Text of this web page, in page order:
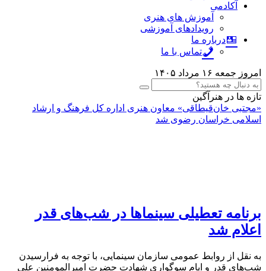
آکادمی
آموزش های هنری
رویدادهای آموزشی
درباره ما
تماس با ما
امروز جمعه ۱۶ مرداد ۱۴۰۵
تازه ها در هنرآگین
«مجتبی خان‌قیطاقی» معاون هنری اداره کل فرهنگ و ارشاد
اسلامی خراسان رضوی شد
برنامه تعطیلی سینماها در شب‌های قدر
اعلام شد
به نقل از روابط عمومی سازمان سینمایی، با توجه به فرارسیدن
شب‌های قدر و ایام سوگواری شهادت حضرت امیرالمومنین علی